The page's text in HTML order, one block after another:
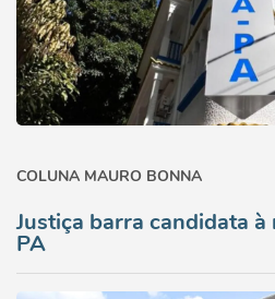
COLUNA MAURO BONNA
Justiça barra candidata
PA